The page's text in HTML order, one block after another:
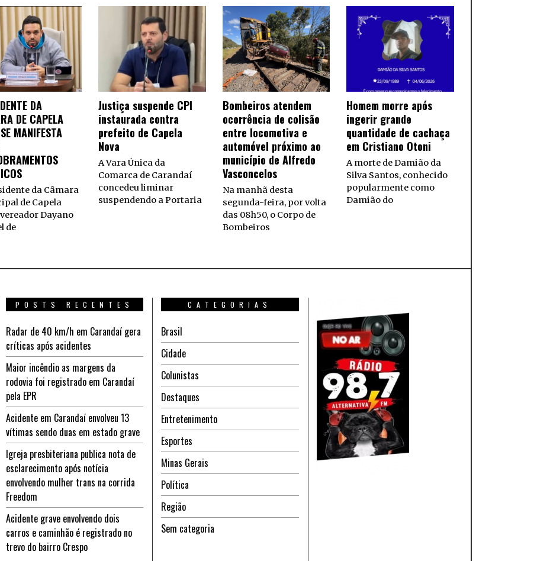
DA
DE CAPELA
MANIFESTA
da Câmara
de Capela
Dayano
de
Justiça suspende CPI
instaurada contra
prefeito de Capela
Nova
A Vara Única da
Comarca de Carandaí
concedeu liminar
suspendendo a Portaria
Bombeiros atendem
ocorrência de colisão
entre locomotiva e
automóvel próximo ao
município de Alfredo
Vasconcelos
Na manhã desta
segunda-feira, por volta
das 08h50, o Corpo de
Bombeiros
Homem morre após
ingerir grande
quantidade de cachaça
em Cristiano Otoni
A morte de Damião da
Silva Santos, conhecido
popularmente como
Damião do
POSTS RECENTES
Radar de 40 km/h em Carandaí gera
críticas após acidentes
Maior incêndio as margens da
rodovia foi registrado em Carandaí
pela EPR
Acidente em Carandaí envolveu 13
vítimas sendo duas em estado grave
Igreja presbiteriana publica nota de
esclarecimento após notícia
envolvendo mulher trans na corrida
Freedom
Acidente grave envolvendo dois
carros e caminhão é registrado no
trevo do bairro Crespo
CATEGORIAS
Brasil
Cidade
Colunistas
Destaques
Entretenimento
Esportes
Minas Gerais
Política
Região
Sem categoria